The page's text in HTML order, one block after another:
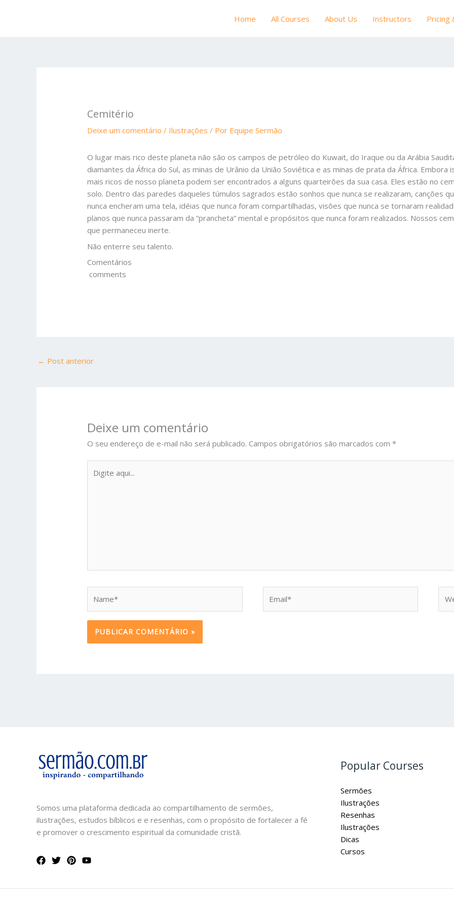
Home All Courses About Us Instructors Pricing
Cemitério
Deixe um comentário / Ilustrações / Por Equipe Sermão
O lugar mais rico deste planeta não são os campos de petróleo do Kuwait, do Iraque ou da Arábia
diamantes da África do Sul, as minas de Urânio da União Soviética e as minas de prata da África.
mais ricos de nosso planeta podem ser encontrados a alguns quarteirões da sua casa. Eles estão no
solo. Dentro das paredes daqueles túmulos sagrados estão sonhos que nunca se realizaram, canções
nunca encheram uma tela, idéias que nunca foram compartilhadas, visões que nunca se tornaram
planos que nunca passaram da “prancheta” mental e propósitos que nunca foram realizados. Nossos
que permaneceu inerte.
Não enterre seu talento.
Comentários
comments
← Post anterior
Deixe um comentário
O seu endereço de e-mail não será publicado. Campos obrigatórios são marcados com*
aqui...
Somos uma plataforma dedicada ao compartilhamento de sermões,
ilustrações, estudos bíblicos e e resenhas, com o propósito de fortalecer a fé
e promover o crescimento espiritual da comunidade cristã.
Popular Courses
Sermões
Ilustrações
Resenhas
Ilustrações
Dicas
Cursos